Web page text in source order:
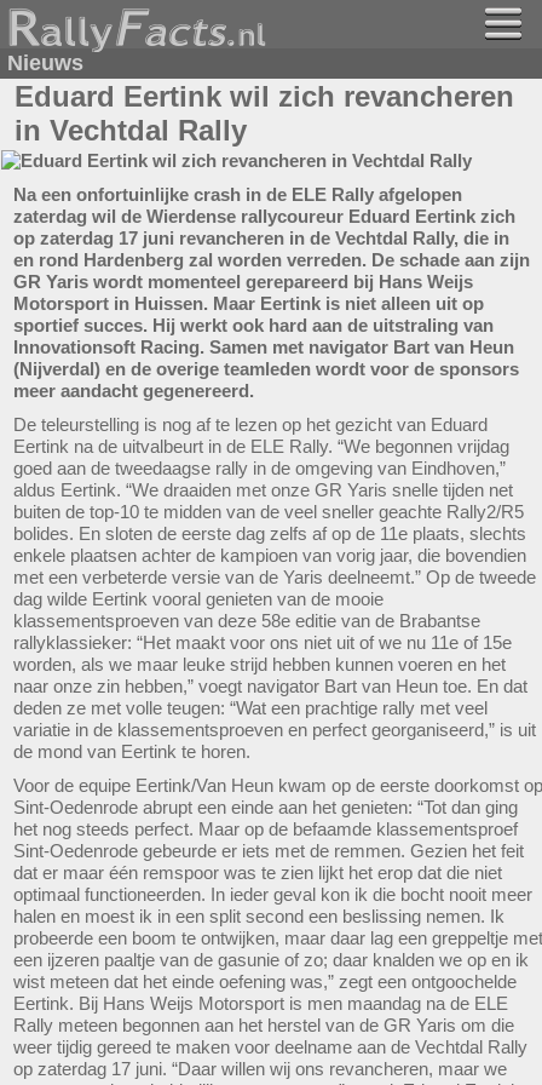
Nieuws
Eduard Eertink wil zich revancheren
in Vechtdal Rally
Na een onfortuinlijke crash in de ELE Rally afgelopen
zaterdag wil de Wierdense rallycoureur Eduard Eertink zich
op zaterdag 17 juni revancheren in de Vechtdal Rally, die in
en rond Hardenberg zal worden verreden. De schade aan zijn
GR Yaris wordt momenteel gerepareerd bij Hans Weijs
Motorsport in Huissen. Maar Eertink is niet alleen uit op
sportief succes. Hij werkt ook hard aan de uitstraling van
Innovationsoft Racing. Samen met navigator Bart van Heun
(Nijverdal) en de overige teamleden wordt voor de sponsors
meer aandacht gegenereerd.
De teleurstelling is nog af te lezen op het gezicht van Eduard
Eertink na de uitvalbeurt in de ELE Rally. “We begonnen vrijdag
goed aan de tweedaagse rally in de omgeving van Eindhoven,”
aldus Eertink. “We draaiden met onze GR Yaris snelle tijden net
buiten de top-10 te midden van de veel sneller geachte Rally2/R5
bolides. En sloten de eerste dag zelfs af op de 11e plaats, slechts
enkele plaatsen achter de kampioen van vorig jaar, die bovendien
met een verbeterde versie van de Yaris deelneemt.” Op de tweede
dag wilde Eertink vooral genieten van de mooie
klassementsproeven van deze 58e editie van de Brabantse
rallyklassieker: “Het maakt voor ons niet uit of we nu 11e of 15e
worden, als we maar leuke strijd hebben kunnen voeren en het
naar onze zin hebben,” voegt navigator Bart van Heun toe. En dat
deden ze met volle teugen: “Wat een prachtige rally met veel
variatie in de klassementsproeven en perfect georganiseerd,” is uit
de mond van Eertink te horen.
Voor de equipe Eertink/Van Heun kwam op de eerste doorkomst op
Sint-Oedenrode abrupt een einde aan het genieten: “Tot dan ging
het nog steeds perfect. Maar op de befaamde klassementsproef
Sint-Oedenrode gebeurde er iets met de remmen. Gezien het feit
dat er maar één remspoor was te zien lijkt het erop dat die niet
optimaal functioneerden. In ieder geval kon ik die bocht nooit meer
halen en moest ik in een split second een beslissing nemen. Ik
probeerde een boom te ontwijken, maar daar lag een greppeltje met
een ijzeren paaltje van de gasunie of zo; daar knalden we op en ik
wist meteen dat het einde oefening was,” zegt een ontgoochelde
Eertink. Bij Hans Weijs Motorsport is men maandag na de ELE
Rally meteen begonnen aan het herstel van de GR Yaris om die
weer tijdig gereed te maken voor deelname aan de Vechtdal Rally
op zaterdag 17 juni. “Daar willen wij ons revancheren, maar we